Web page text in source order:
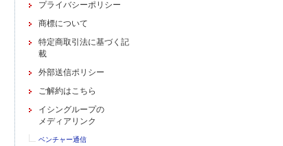
プライバシーポリシー
商標について
特定商取引法に基づく記
載
外部送信ポリシー
ご解約はこちら
イシングループの
メディアリンク
ベンチャー通信